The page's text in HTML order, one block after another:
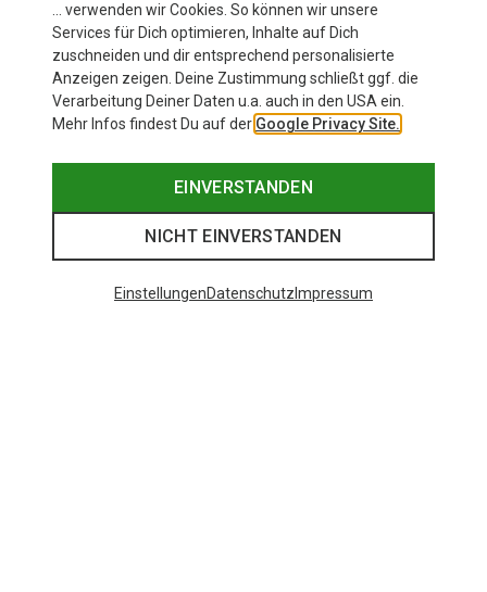
… verwenden wir Cookies. So können wir unsere
Services für Dich optimieren, Inhalte auf Dich
zuschneiden und dir entsprechend personalisierte
Anzeigen zeigen. Deine Zustimmung schließt ggf. die
Verarbeitung Deiner Daten u.a. auch in den USA ein.
Mehr Infos findest Du auf der Google Privacy Site.
EINVERSTANDEN
NICHT EINVERSTANDEN
EinstellungenDatenschutz Impressum